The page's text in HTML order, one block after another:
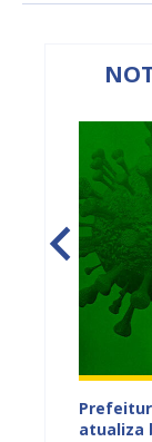
atualiza